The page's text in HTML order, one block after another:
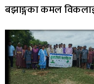
बझाङ्गका कमल